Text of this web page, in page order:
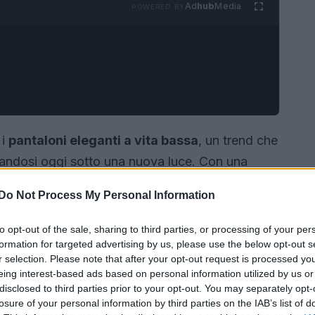
Do Not Process My Personal Information
opt-out of the sale, sharing to third parties, or processing of your
for targeted advertising by us, please use the below opt-out
selection. Please note that after your opt-out request is processed
interest-based ads based on personal information utilized by us
to third parties prior to your opt-out. You may separately
of your personal information by third parties on the IAB’s list of
AdhubMedia
pantaloni eleganti a vita bassa, un trend che
oggi sotto una nuova luce. Con una
La combinazione diglamoure sobrietà
desidera esprimere la propria personalità